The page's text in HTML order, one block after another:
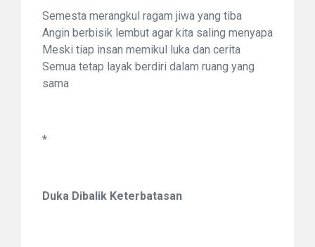
Semesta merangkul ragam jiwa yang tiba
Angin berbisik lembut agar kita saling menyapa
Meski tiap insan memikul luka dan cerita
Semua tetap layak berdiri dalam ruang yang
sama
*
Duka Dibalik Keterbatasan